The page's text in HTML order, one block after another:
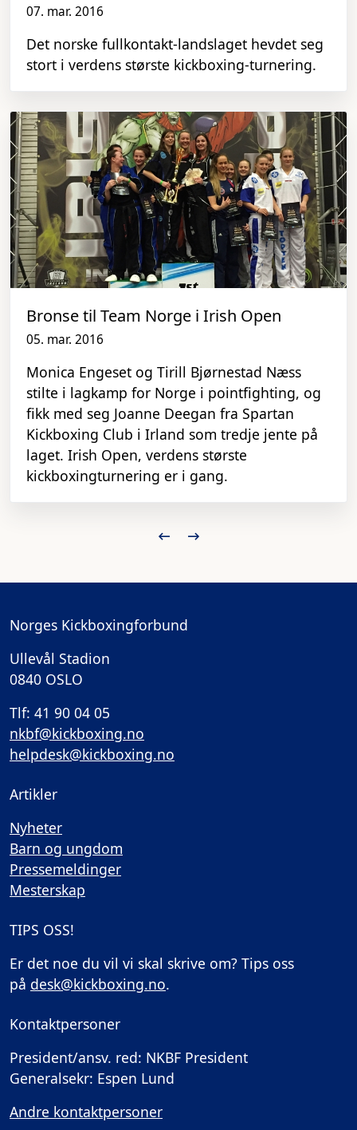
07. mar. 2016
Det norske fullkontakt-landslaget hevdet seg
stort i verdens største kickboxing-turnering.
Bronse til Team Norge i Irish Open
05. mar. 2016
Monica Engeset og Tirill Bjørnestad Næss
stilte i lagkamp for Norge i pointfighting, og
fikk med seg Joanne Deegan fra Spartan
Kickboxing Club i Irland som tredje jente på
laget. Irish Open, verdens største
kickboxingturnering er i gang.
Norges Kickboxingforbund
Ullevål Stadion
0840 OSLO
Tlf: 41 90 04 05
nkbf@kickboxing.no
helpdesk@kickboxing.no
Artikler
Nyheter
Barn og ungdom
Pressemeldinger
Mesterskap
TIPS OSS!
Er det noe du vil vi skal skrive om? Tips oss
på desk@kickboxing.no.
Kontaktpersoner
President/ansv. red: NKBF President
Generalsekr: Espen Lund
Andre kontaktpersoner